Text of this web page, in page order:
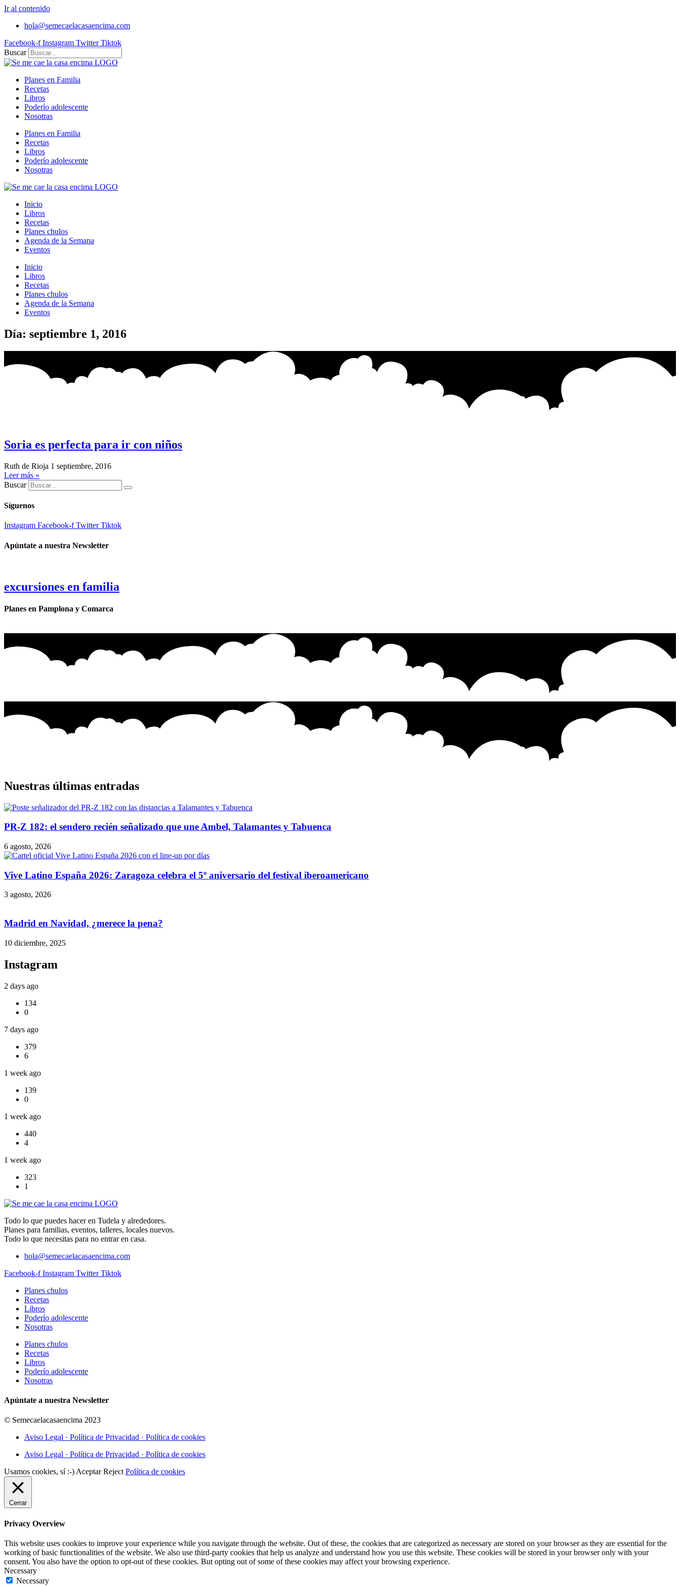
Ir al contenido
hola@semecaelacasaencima.com
Facebook-f Instagram Twitter Tiktok
Buscar
Planes en Familia
Recetas
Libros
Poderío adolescente
Nosotras
Planes en Familia
Recetas
Libros
Poderío adolescente
Nosotras
Inicio
Libros
Recetas
Planes chulos
Agenda de la Semana
Eventos
Inicio
Libros
Recetas
Planes chulos
Agenda de la Semana
Eventos
Día: septiembre 1, 2016
Soria es perfecta para ir con niños
Ruth de Rioja 1 septiembre, 2016
Leer más »
Buscar
Síguenos
Instagram Facebook-f Twitter Tiktok
Apúntate a nuestra Newsletter
excursiones en familia
Planes en Pamplona y Comarca
Nuestras últimas entradas
PR-Z 182: el sendero recién señalizado que une Ambel, Talamantes y Tabuenca
6 agosto, 2026
Vive Latino España 2026: Zaragoza celebra el 5º aniversario del festival iberoamericano
3 agosto, 2026
Madrid en Navidad, ¿merece la pena?
10 diciembre, 2025
Instagram
2 days ago
134
0
7 days ago
379
6
1 week ago
139
0
1 week ago
440
4
1 week ago
323
1
Todo lo que puedes hacer en Tudela y alrededores.
Planes para familias, eventos, talleres, locales nuevos.
Todo lo que necesitas para no entrar en casa.
hola@semecaelacasaencima.com
Facebook-f Instagram Twitter Tiktok
Planes chulos
Recetas
Libros
Poderío adolescente
Nosotras
Planes chulos
Recetas
Libros
Poderío adolescente
Nosotras
Apúntate a nuestra Newsletter
© Semecaelacasaencima 2023
Aviso Legal · Política de Privacidad · Política de cookies
Aviso Legal · Política de Privacidad · Política de cookies
Usamos cookies, sí :-) Aceptar Reject Política de cookies
Cerrar
Privacy Overview
This website uses cookies to improve your experience while you navigate through the website. Out of these, the cookies that are categorized as necessary are stored on your browser as they are essential for the
working of basic functionalities of the website. We also use third-party cookies that help us analyze and understand how you use this website. These cookies will be stored in your browser only with your
consent. You also have the option to opt-out of these cookies. But opting out of some of these cookies may affect your browsing experience.
Necessary
Necessary